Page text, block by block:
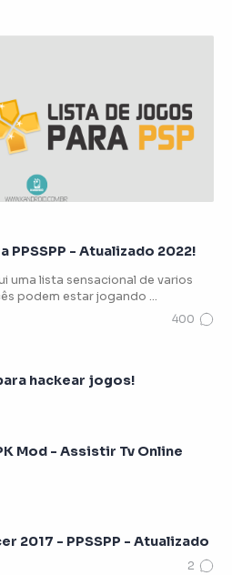
PPSSPP - Atualizado 2022!
uma lista sensacional de varios
podem estar jogando …
hackear jogos!
Mod - Assistir Tv Online
2017 - PPSSPP - Atualizado